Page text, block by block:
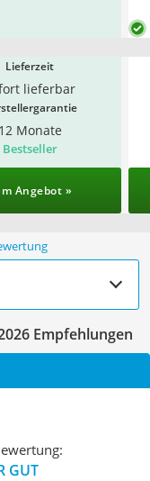
Lieferzeit
lieferbar
12 Monate
Bestseller
Angebot »
Empfehlungen
GUT